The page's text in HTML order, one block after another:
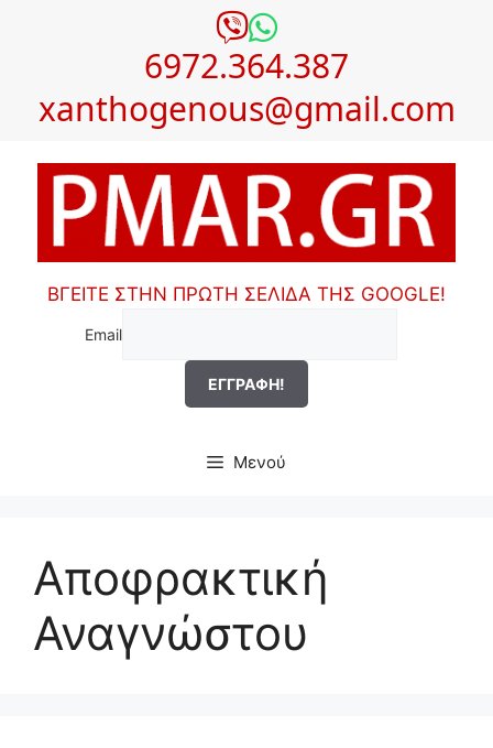
6972.364.387
xanthogenous@gmail.com
ΒΓΕΙΤΕ ΣΤΗΝ ΠΡΩΤΗ ΣΕΛΙΔΑ ΤΗΣ GOOGLE!
Email
Μενού
Αποφρακτική
Αναγνώστου